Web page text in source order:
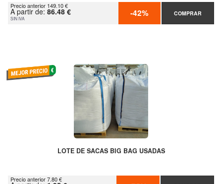
Precio anterior 149.10 €
A partir de: 86.48 €
SIN IVA -42% COMPRAR
LOTE DE SACAS BIG BAG USADAS
Precio anterior 7.80 €